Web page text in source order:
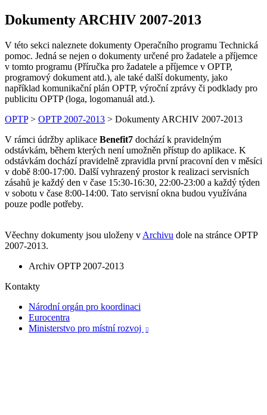
Dokumenty ARCHIV 2007-2013
V této sekci naleznete dokumenty Operačního programu Technická
pomoc. Jedná se nejen o dokumenty určené pro žadatele a příjemce
v tomto programu (Příručka pro žadatele a příjemce v OPTP,
programový dokument atd.), ale také další dokumenty, jako
například komunikační plán OPTP, výroční zprávy či podklady pro
publicitu OPTP (loga, logomanuál atd.).
OPTP> OPTP 2007-2013 > Dokumenty ARCHIV 2007-2013
V rámci údržby aplikace Benefit7 dochází k pravidelným
odstávkám, během kterých není umožněn přístup do aplikace. K
odstávkám dochází pravidelně zpravidla první pracovní den v měsíci
v době 8:00-17:00. Další vyhrazený prostor k realizaci servisních
zásahů je každý den v čase 15:30-16:30, 22:00-23:00 a každý týden
v sobotu v čase 8:00-14:00. Tato servisní okna budou využívána
pouze podle potřeby.
Věechny dokumenty jsou uloženy v Archivu dole na stránce OPTP
2007-2013.
Archiv OPTP 2007-2013
Kontakty
Národní orgán pro koordinaci
Eurocentra
Ministerstvo pro místní rozvoj
